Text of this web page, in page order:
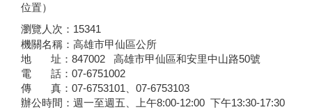
位置）
瀏覽人次： 15341
機關名稱：高雄市甲仙區公所
地 址：847002 高雄市甲仙區和安里中山路50號
電 話：07-6751002
傳 真：07-6753101、07-6753103
辦公時間：週一至週五、上午8:00-12:00 下午13:30-17:30